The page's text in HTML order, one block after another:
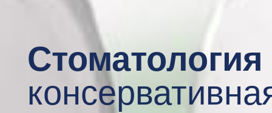
Стоматология